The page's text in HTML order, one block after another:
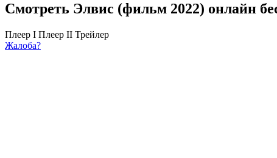
Смотреть Элвис (фильм 2022) онлайн
Плеер I Плеер II Трейлер
Жалоба?